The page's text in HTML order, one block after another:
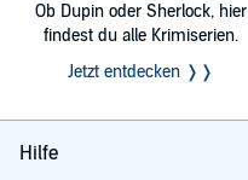
Ob Dupin oder Sherlock, hier
findest du alle Krimiserien.
Jetzt entdecken ❭❭
Hilfe